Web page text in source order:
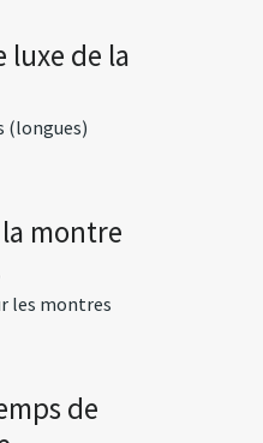
luxe de la
(longues)
la montre
les montres
de